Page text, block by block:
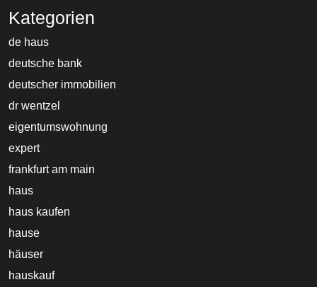
Kategorien
de haus
deutsche bank
deutscher immobilien
dr wentzel
eigentumswohnung
expert
frankfurt am main
haus
haus kaufen
hause
häuser
hauskauf